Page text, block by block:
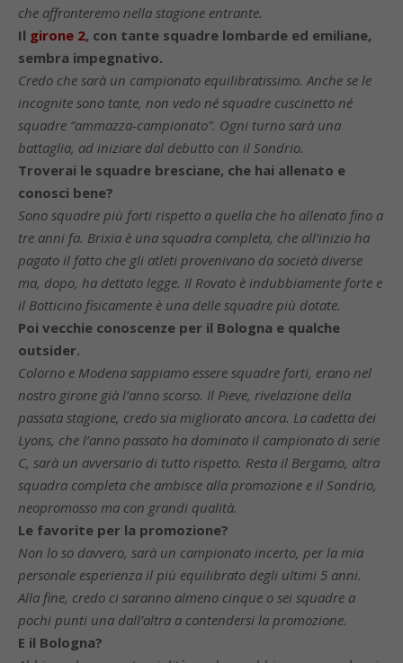
che affronteremo nella stagione entrante.
Il girone 2, con tante squadre lombarde ed emiliane,
sembra impegnativo.
Credo che sarà un campionato equilibratissimo. Anche se le
incognite sono tante, non vedo né squadre cuscinetto né
squadre “ammazza-campionato”. Ogni turno sarà una
battaglia, ad iniziare dal debutto con il Sondrio.
Troverai le squadre bresciane, che hai allenato e
conosci bene?
Sono squadre più forti rispetto a quella che ho allenato fino a
tre anni fa. Brixia è una squadra completa, che all’inizio ha
pagato il fatto che gli atleti provenivano da società diverse
ma, dopo, ha dettato legge. Il Rovato è indubbiamente forte e
il Botticino fisicamente è una delle squadre più dotate.
Poi vecchie conoscenze per il Bologna e qualche
outsider.
Colorno e Modena sappiamo essere squadre forti, erano nel
nostro girone già l’anno scorso. Il Pieve, rivelazione della
passata stagione, credo sia migliorato ancora. La cadetta dei
Lyons, che l’anno passato ha dominato il campionato di serie
C, sarà un avversario di tutto rispetto. Resta il Bergamo, altra
squadra completa che ambisce alla promozione e il Sondrio,
neopromosso ma con grandi qualità.
Le favorite per la promozione?
Non lo so davvero, sarà un campionato incerto, per la mia
personale esperienza il più equilibrato degli ultimi 5 anni.
Alla fine, credo ci saranno almeno cinque o sei squadre a
pochi punti una dall’altra a contendersi la promozione.
E il Bologna?